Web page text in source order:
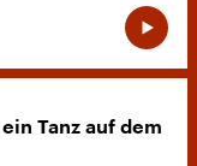
Tanz auf dem